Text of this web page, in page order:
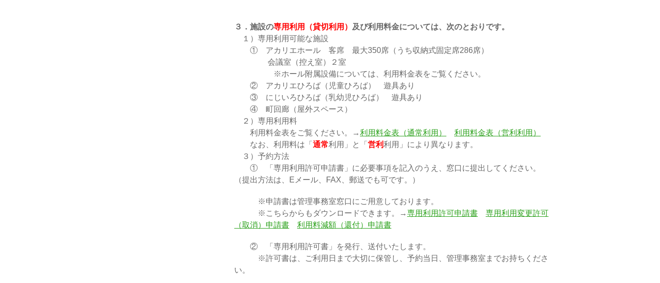
３．施設の専用利用（貸切利用） 及び利用料金については、次のとおりです。
１）専用利用可能な施設
① アカリエホール 客席 最大350席（うち収納式固定席286席）
会議室（控え室）２室
※ホール附属設備については、利用料金表をご覧ください。
② アカリエひろば（児童ひろば） 遊具あり
③ にじいろひろば（乳幼児ひろば） 遊具あり
④ 町回廊（屋外スペース）
２）専用利用料
利用料金表をご覧ください。→利用料金表（通常利用）
利用料金表（営利利用）
なお、利用料は「 通常利用」と「 営利利用」により異なります。
３）予約方法
① 「専用利用許可申請書」に必要事項を記入のうえ、窓口に提出してください。
（提出方法は、Eメール、FAX、郵送でも可です。）
※申請書は管理事務室窓口にご用意しております。
※こちらからもダウンロードできます。→専用利用許可申請書
専用利用変更許可
（取消）申請書
利用料減額（還付）申請書
② 「専用利用許可書」を発行、送付いたします。
※許可書は、ご利用日まで大切に保管し、予約当日、管理事務室までお持ちくださ
い。